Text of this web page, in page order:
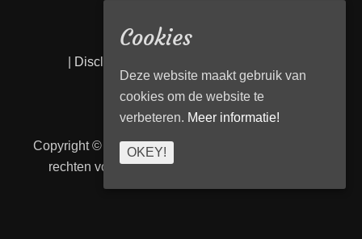
Disclaimer
Copyright © 2026Transport Begeleiding Venlo
rechten voorbehouden. | TBVenlo door
Cookies
Deze website maakt gebruik van
cookies om de website te
verbeteren. Meer informatie!
OKEY!